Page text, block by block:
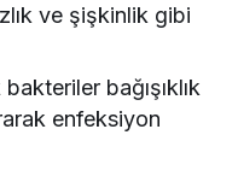
ve şişkinlik gibi
bağışıklık
enfeksiyon